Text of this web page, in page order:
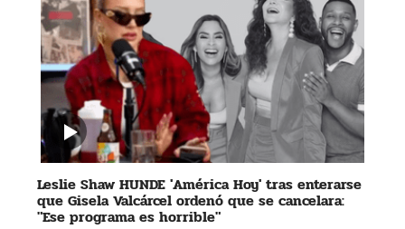
Leslie Shaw HUNDE 'América Hoy' tras enterarse
que Gisela Valcárcel ordenó que se cancelara:
"Ese programa es horrible"